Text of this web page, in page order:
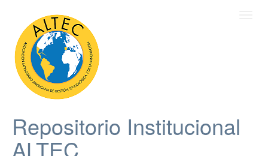
Repositorio Institucional
ALTEC